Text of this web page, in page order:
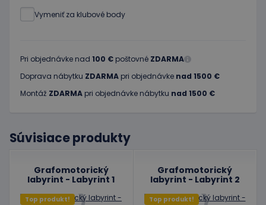
Vymeniť za klubové body
Pri objednávke nad 100 € poštovné ZDARMA
Doprava nábytku ZDARMA pri objednávke nad 1500 €
Montáž ZDARMA pri objednávke nábytku nad 1500 €
Súvisiace produkty
Grafomotorický
labyrint - Labyrint 1
Top produkt!
Grafomotorický
labyrint - Labyrint 2
Top produkt!